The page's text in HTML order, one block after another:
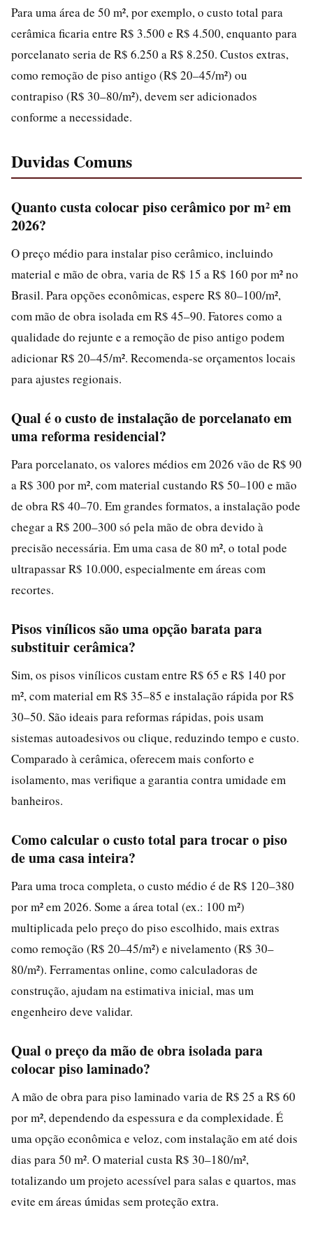
Para uma área de 50 m², por exemplo, o custo total para
cerâmica ficaria entre R$ 3.500 e R$ 4.500, enquanto para
porcelanato seria de R$ 6.250 a R$ 8.250. Custos extras,
como remoção de piso antigo (R$ 20–45/m²) ou
contrapiso (R$ 30–80/m²), devem ser adicionados
conforme a necessidade.
Duvidas Comuns
Quanto custa colocar piso cerâmico por m² em
2026?
O preço médio para instalar piso cerâmico, incluindo
material e mão de obra, varia de R$ 15 a R$ 160 por m² no
Brasil. Para opções econômicas, espere R$ 80–100/m²,
com mão de obra isolada em R$ 45–90. Fatores como a
qualidade do rejunte e a remoção de piso antigo podem
adicionar R$ 20–45/m². Recomenda-se orçamentos locais
para ajustes regionais.
Qual é o custo de instalação de porcelanato em
uma reforma residencial?
Para porcelanato, os valores médios em 2026 vão de R$ 90
a R$ 300 por m², com material custando R$ 50–100 e mão
de obra R$ 40–70. Em grandes formatos, a instalação pode
chegar a R$ 200–300 só pela mão de obra devido à
precisão necessária. Em uma casa de 80 m², o total pode
ultrapassar R$ 10.000, especialmente em áreas com
recortes.
Pisos vinílicos são uma opção barata para
substituir cerâmica?
Sim, os pisos vinílicos custam entre R$ 65 e R$ 140 por
m², com material em R$ 35–85 e instalação rápida por R$
30–50. São ideais para reformas rápidas, pois usam
sistemas autoadesivos ou clique, reduzindo tempo e custo.
Comparado à cerâmica, oferecem mais conforto e
isolamento, mas verifique a garantia contra umidade em
banheiros.
Como calcular o custo total para trocar o piso
de uma casa inteira?
Para uma troca completa, o custo médio é de R$ 120–380
por m² em 2026. Some a área total (ex.: 100 m²)
multiplicada pelo preço do piso escolhido, mais extras
como remoção (R$ 20–45/m²) e nivelamento (R$ 30–
80/m²). Ferramentas online, como calculadoras de
construção, ajudam na estimativa inicial, mas um
engenheiro deve validar.
Qual o preço da mão de obra isolada para
colocar piso laminado?
A mão de obra para piso laminado varia de R$ 25 a R$ 60
por m², dependendo da espessura e da complexidade. É
uma opção econômica e veloz, com instalação em até dois
dias para 50 m². O material custa R$ 30–180/m²,
totalizando um projeto acessível para salas e quartos, mas
evite em áreas úmidas sem proteção extra.